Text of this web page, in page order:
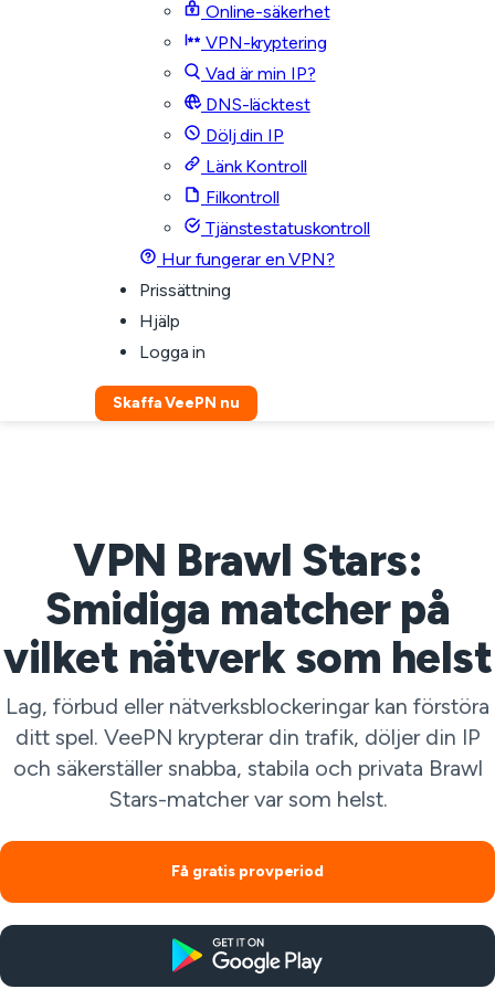
Online-säkerhet
VPN-kryptering
Vad är min IP?
DNS-läcktest
Dölj din IP
Länk Kontroll
Filkontroll
Tjänstestatuskontroll
Hur fungerar en VPN?
Prissättning
Hjälp
Logga in
Skaffa VeePN nu
VPN Brawl Stars:
Smidiga matcher på
vilket nätverk som helst
Lag, förbud eller nätverksblockeringar kan förstöra
ditt spel. VeePN krypterar din trafik, döljer din IP
och säkerställer snabba, stabila och privata Brawl
Stars-matcher var som helst.
Få gratis provperiod